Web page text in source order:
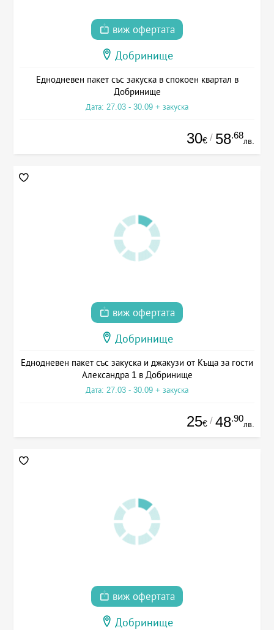
виж офертата
Добринище
Еднодневен пакет със закуска в спокоен квартал в
Добринище
Дата: 27.03 - 30.09 + закуска
30€ / 58.68
лв.
виж офертата
Добринище
Еднодневен пакет със закуска и джакузи от Къща за гости
Александра 1 в Добринище
Дата: 27.03 - 30.09 + закуска
25€ / 48.90
лв.
виж офертата
Добринище